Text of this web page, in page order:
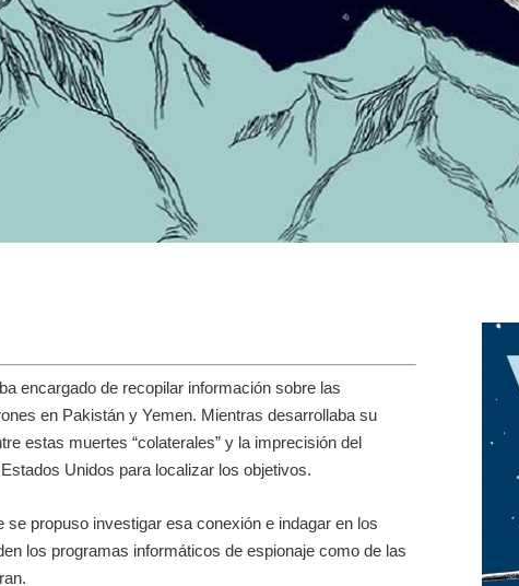
encargado de recopilar información sobre las
en Pakistán y Yemen. Mientras desarrollaba su
estas muertes “colaterales” y la imprecisión del
Unidos para localizar los objetivos.
propuso investigar esa conexión e indagar en los
los programas informáticos de espionaje como de las